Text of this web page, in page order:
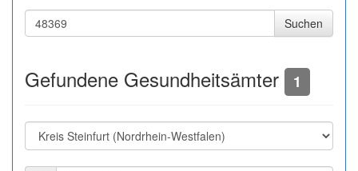
Gefundene Gesundheitsämter 1